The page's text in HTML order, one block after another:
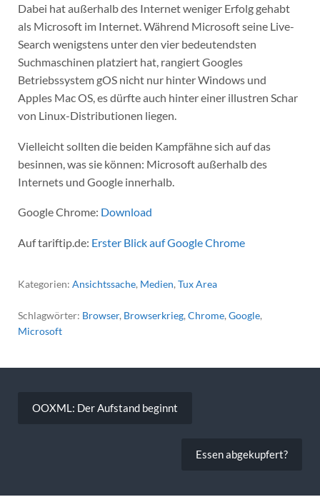
Dabei hat außerhalb des Internet weniger Erfolg gehabt
als Microsoft im Internet. Während Microsoft seine Live-
Search wenigstens unter den vier bedeutendsten
Suchmaschinen platziert hat, rangiert Googles
Betriebssystem gOS nicht nur hinter Windows und
Apples Mac OS, es dürfte auch hinter einer illustren Schar
von Linux-Distributionen liegen.
Vielleicht sollten die beiden Kampfähne sich auf das
besinnen, was sie können: Microsoft außerhalb des
Internets und Google innerhalb.
Google Chrome: Download
Auf tariftip.de: Erster Blick auf Google Chrome
Kategorien: Ansichtssache, Medien, Tux Area
Schlagwörter: Browser, Browserkrieg, Chrome, Google,
Microsoft
OOXML: Der Aufstand beginnt
Essen abgekupfert?